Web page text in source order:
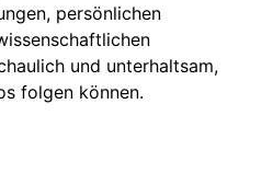
persönlichen
und unterhaltsam,
folgen können.